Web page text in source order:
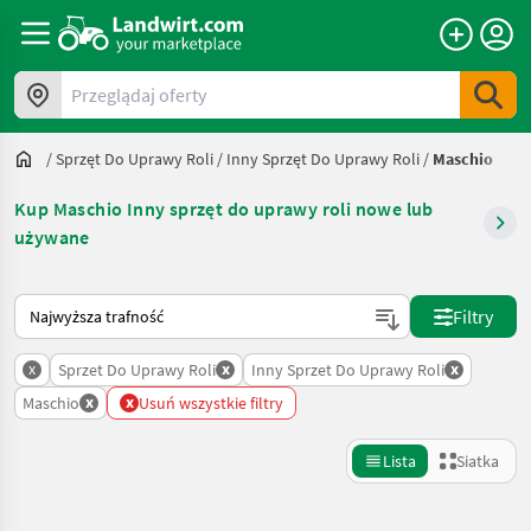
Przeglądaj oferty
/Sprzęt Do Uprawy Roli / Inny Sprzęt Do Uprawy Roli / Maschio
Kup Maschio Inny sprzęt do uprawy roli nowe lub
używane
Tak sortuje się na Landwirt.com
Filtry
x Sprzet Do Uprawy Roli x Inny Sprzet Do Uprawy Roli x
Maschio x x Usuń wszystkie filtry
Lista Siatka